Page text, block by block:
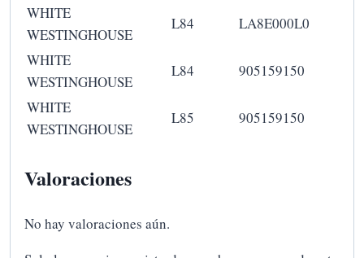
WHITE
WESTINGHOUSE
L84
LA8E000L0
WHITE
WESTINGHOUSE
L84
905159150
WHITE
WESTINGHOUSE
L85 905159150
Valoraciones
No hay valoraciones aún.